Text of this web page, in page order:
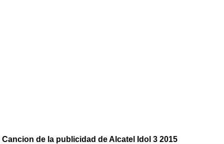
Cancion de la publicidad de Alcatel Idol 3 2015